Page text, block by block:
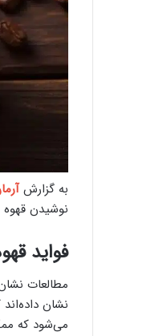
به گزارش
نوشیدن
فواید
مطالعات
نشان
می‌شود که